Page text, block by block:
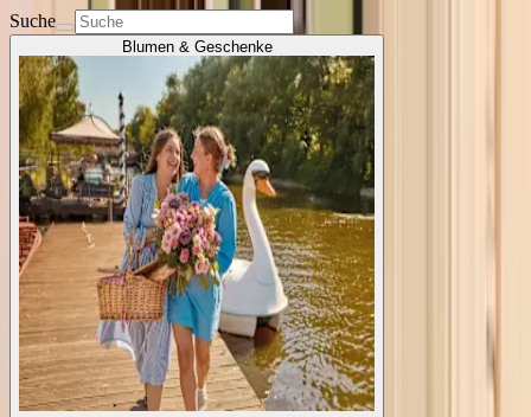
Suche
Blumen & Geschenke